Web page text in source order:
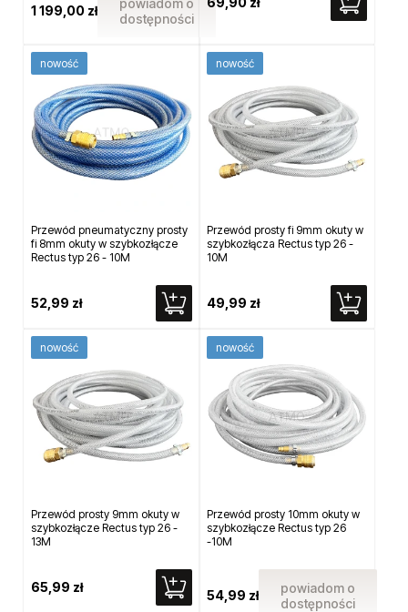
1 199,00 zł
dostępności
Przewód pneumatyczny prosty
fi 8mm okuty w szybkozłącze
Rectus typ 26 - 10M
52,99 zł
nowość
Przewód prosty fi 9mm okuty w
szybkozłącza Rectus typ 26 -
10M
49,99 zł
nowość
Przewód prosty 9mm okuty w
szybkozłącze Rectus typ 26 -
13M
65,99 zł
nowość
Przewód prosty 10mm okuty w
szybkozłącze Rectus typ 26
-10M
54,99 zł
powiadom o
dostępności
nowość